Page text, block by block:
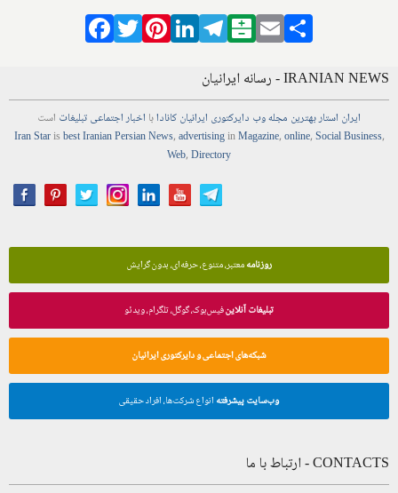
Facebook
TwitterPinterestLinkedIn
Telegram
Balatarin
Email
IRANIAN NEWS - رسانه ایرانیان
ایران استاربهترین مجلهوب دایرکتوری ایرانیان کانادابا اخباراجتماعیتبلیغات است
Iran Starisbest Iranian PersianNews,advertisinginMagazine,online,Social Business,
Web,Directory
روزنامهمعتبر، متنوع، حرفه‌ای، بدون گرایش
تبلیغات آنلاینفیس‌بوک، گوگل، تلگرام، ویدئو
شبکه‌های اجتماعی و دایرکتوری ایرانیان
وب‌سایت پیشرفته انواع شرکت‌ها، افراد حقیقی
CONTACTS - ارتباط با ما